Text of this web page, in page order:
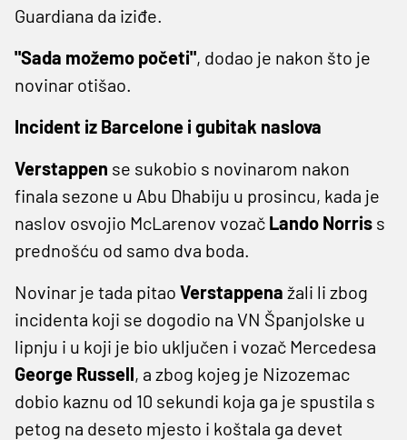
Guardiana da iziđe.
"Sada možemo početi", dodao je nakon što je
novinar otišao.
Incident iz Barcelone i gubitak naslova
Verstappen se sukobio s novinarom nakon
finala sezone u Abu Dhabiju u prosincu, kada je
naslov osvojio McLarenov vozač Lando Norris s
prednošću od samo dva boda.
Novinar je tada pitao Verstappena žali li zbog
incidenta koji se dogodio na VN Španjolske u
lipnju i u koji je bio uključen i vozač Mercedesa
George Russell, a zbog kojeg je Nizozemac
dobio kaznu od 10 sekundi koja ga je spustila s
petog na deseto mjesto i koštala ga devet